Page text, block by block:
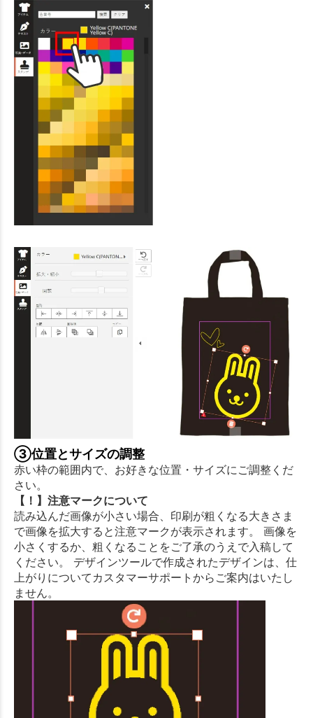
③位置とサイズの調整
赤い枠の範囲内で、お好きな位置・サイズにご調整くだ
さい。
【！】注意マークについて
読み込んだ画像が小さい場合、印刷が粗くなる大きさま
で画像を拡大すると注意マークが表示されます。 画像を
小さくするか、粗くなることをご了承のうえで入稿して
ください。 デザインツールで作成されたデザインは、仕
上がりについてカスタマーサポートからご案内はいたし
ません。